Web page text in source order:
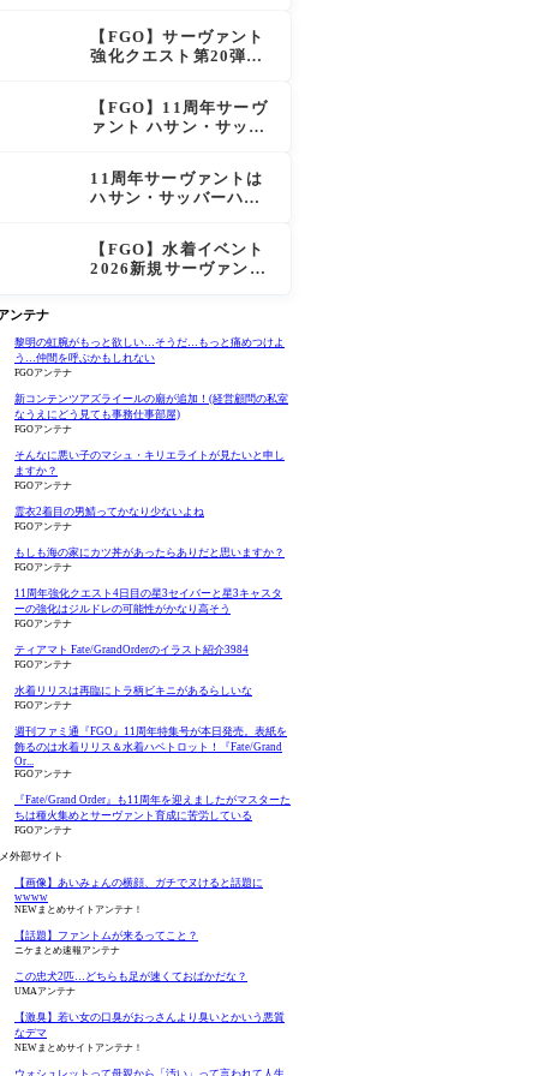
に「最強でワロタ」の
声
【FGO】サーヴァント
強化クエスト第20弾！
【FGO】11周年サーヴ
ァント ハサン・サッバ
11周年サーヴァントは
ハサン・サッバーハ
Grand Order」カルデ
ア放送局 11周年SPまと
【FGO】水着イベント
2026新規サーヴァント
ト！
ンテナ
黎明の虹腕がもっと欲しい…そうだ…もっと痛めつけよ
う…仲間を呼ぶかもしれない
FGOアンテナ
新コンテンツアズライールの廟が追加！(経営顧問の私室
なうえにどう見ても事務仕事部屋)
FGOアンテナ
そんなに悪い子のマシュ・キリエライトが見たいと申し
ますか？
FGOアンテナ
霊衣2着目の男鯖ってかなり少ないよね
FGOアンテナ
もしも海の家にカツ丼があったらありだと思いますか？
FGOアンテナ
11周年強化クエスト4日目の星3セイバーと星3キャスタ
ーの強化はジルドレの可能性がかなり高そう
FGOアンテナ
ティアマト Fate/GrandOrderのイラスト紹介3984
FGOアンテナ
水着リリスは再臨にトラ柄ビキニがあるらしいな
FGOアンテナ
週刊ファミ通『FGO』11周年特集号が本日発売。表紙を
飾るのは水着リリス＆水着ハベトロット！『Fate/Grand
Or...
FGOアンテナ
『Fate/Grand Order』も11周年を迎えましたがマスターた
ちは種火集めとサーヴァント育成に苦労している
FGOアンテナ
外部サイト
【画像】あいみょんの横顔、ガチでヌけると話題に
wwww
NEWまとめサイトアンテナ！
【話題】ファントムが来るってこと？
ニケまとめ速報アンテナ
この忠犬2匹…どちらも足が速くておばかだな？
UMAアンテナ
【激臭】若い女の口臭がおっさんより臭いとかいう悪質
なデマ
NEWまとめサイトアンテナ！
ウォシュレットって母親から「汚い」って言われて人生